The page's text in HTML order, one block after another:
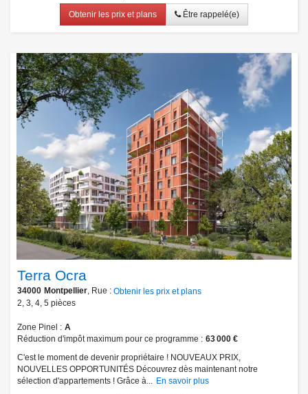
Obtenir les prix et plans Être rappelé(e)
Terra Ocra
34000 Montpellier , Rue : Obtenir les prix et plans
2 3 4 5 pièces
Zone Pinel
A
Réduction d'impôt maximum pour ce programme
63 000 €
C'est le moment de devenir propriétaire ! NOUVEAUX PRIX,
NOUVELLES OPPORTUNITÉS Découvrez dès maintenant notre
sélection d'appartements ! Grâce à...
En savoir plus